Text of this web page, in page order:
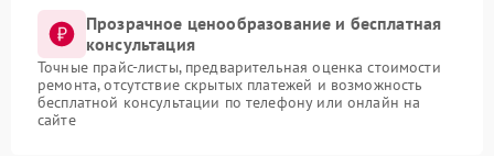
Прозрачное ценообразование и бесплатная
консультация
Точные прайс-листы, предварительная оценка стоимости
ремонта, отсутствие скрытых платежей и возможность
бесплатной консультации по телефону или онлайн на
сайте